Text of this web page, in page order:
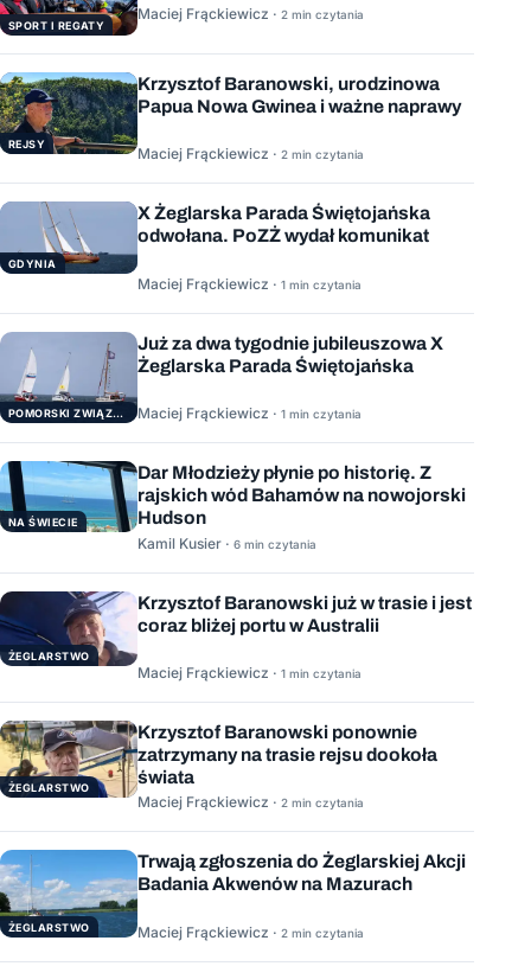
SPORT I REGATY
Maciej Frąckiewicz · 2 min czytania
REJSY
Krzysztof Baranowski, urodzinowa
Papua Nowa Gwinea i ważne naprawy
Maciej Frąckiewicz · 2 min czytania
GDYNIA
X Żeglarska Parada Świętojańska
odwołana. PoZŻ wydał komunikat
Maciej Frąckiewicz · 1 min czytania
POMORSKI ZWIĄZEK ŻEGLARSKI
Już za dwa tygodnie jubileuszowa X
Żeglarska Parada Świętojańska
Maciej Frąckiewicz · 1 min czytania
NA ŚWIECIE
Dar Młodzieży płynie po historię. Z
rajskich wód Bahamów na nowojorski
Hudson
Kamil Kusier · 6 min czytania
ŻEGLARSTWO
Krzysztof Baranowski już w trasie i jest
coraz bliżej portu w Australii
Maciej Frąckiewicz · 1 min czytania
ŻEGLARSTWO
Krzysztof Baranowski ponownie
zatrzymany na trasie rejsu dookoła
świata
Maciej Frąckiewicz · 2 min czytania
ŻEGLARSTWO
Trwają zgłoszenia do Żeglarskiej Akcji
Badania Akwenów na Mazurach
Maciej Frąckiewicz · 2 min czytania